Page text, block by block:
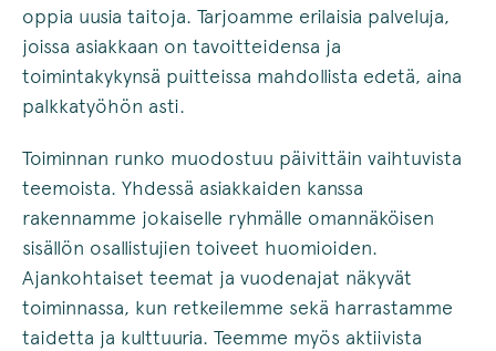
oppia uusia taitoja. Tarjoamme erilaisia palveluja,
joissa asiakkaan on tavoitteidensa ja
toimintakykynsä puitteissa mahdollista edetä, aina
palkkatyöhön asti.
Toiminnan runko muodostuu päivittäin vaihtuvista
teemoista. Yhdessä asiakkaiden kanssa
rakennamme jokaiselle ryhmälle omannäköisen
sisällön osallistujien toiveet huomioiden.
Ajankohtaiset teemat ja vuodenajat näkyvät
toiminnassa, kun retkeilemme sekä harrastamme
taidetta ja kulttuuria. Teemme myös aktiivista